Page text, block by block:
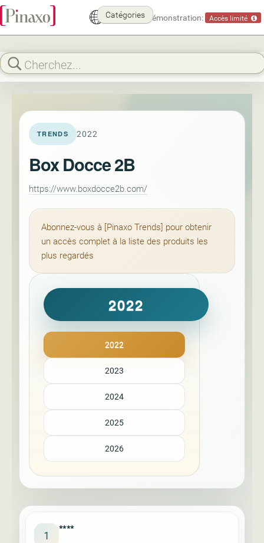
Mode démonstration: Accès limité
Catégories
TRENDS 2022
Box Docce 2B
https://www.boxdocce2b.com/
Abonnez-vous à [Pinaxo Trends] pour obtenir
un accès complet à la liste des produits les
plus regardés
2022
2022
2023
2024
2025
2026
1 ****